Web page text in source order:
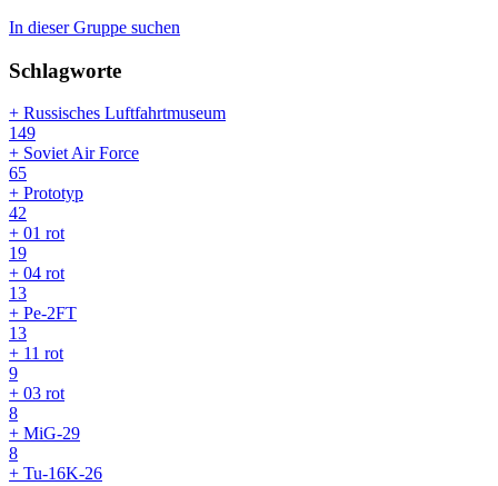
In dieser Gruppe suchen
Schlagworte
+ Russisches Luftfahrtmuseum
149
+ Soviet Air Force
65
+ Prototyp
42
+ 01 rot
19
+ 04 rot
13
+ Pe-2FT
13
+ 11 rot
9
+ 03 rot
8
+ MiG-29
8
+ Tu-16K-26